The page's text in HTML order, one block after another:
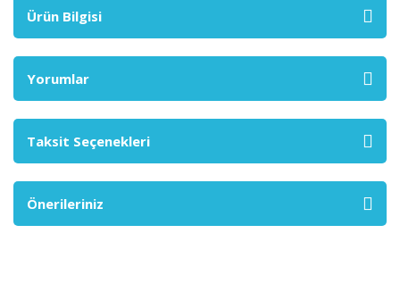
Ürün Bilgisi
Yorumlar
Taksit Seçenekleri
Önerileriniz